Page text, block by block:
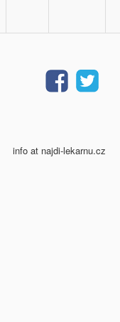
info at najdi-lekarnu.cz